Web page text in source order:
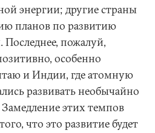
энергии; другие страны
планов по развитию
пожалуй,
особенно
и Индии, где атомную
развивать необычайно
этих темпов
что это развитие будет